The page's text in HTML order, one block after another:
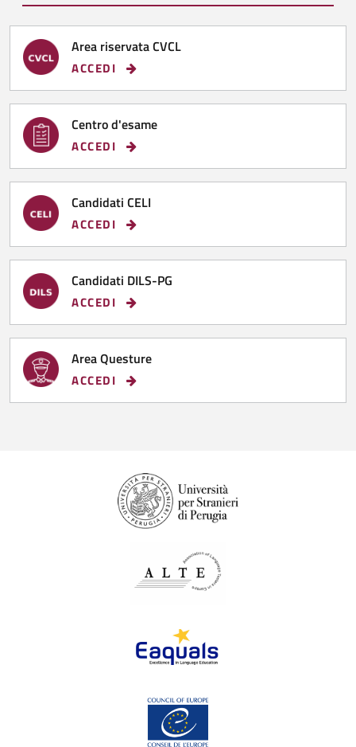
Area riservata CVCL
ACCEDI
Centro d'esame
ACCEDI
Candidati CELI
ACCEDI
Candidati DILS-PG
ACCEDI
Area Questure
ACCEDI